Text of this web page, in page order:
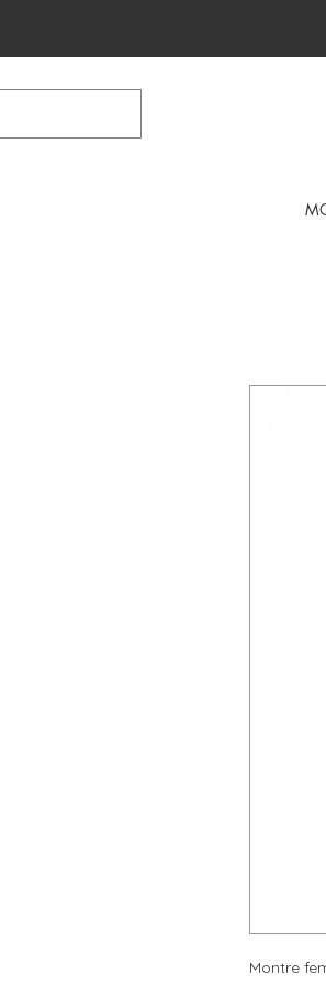
Montre